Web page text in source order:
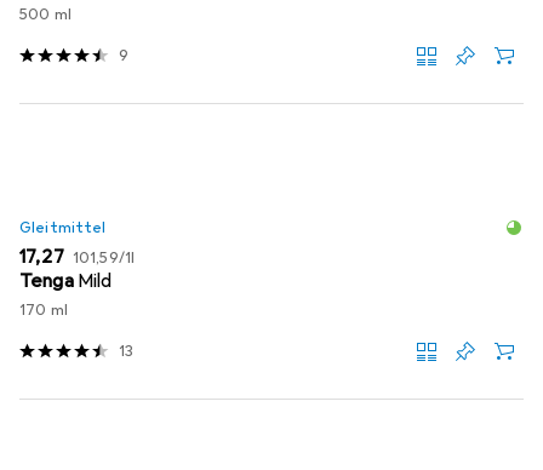
500 ml
9
Gleitmittel
EUR
17,27 EUR
101,59/1l
Tenga Mild
170 ml
13